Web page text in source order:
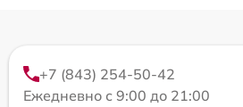
+7 (843) 254-50-42
Ежедневно с 9:00 до 21:00